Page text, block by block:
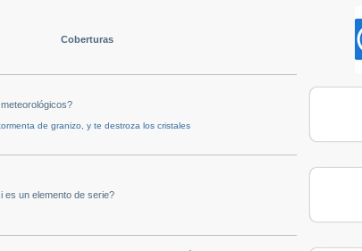
Coberturas
de granizo, y te destroza los cristales
es un elemento de serie?